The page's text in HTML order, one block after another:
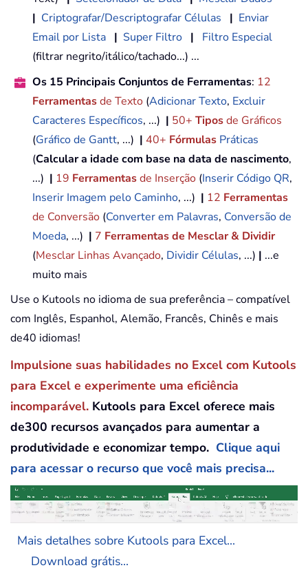
| Criptografar/Descriptografar Células | Enviar
Email por Lista | Super Filtro |
Filtro Especial
(filtrar negrito/itálico/tachado...) ...
Os 15 Principais Conjuntos de Ferramentas: 12
Ferramentasde Texto (Adicionar Texto, Excluir
Caracteres Específicos, ...) | 50+ Tiposde Gráficos
(Gráfico de Gantt, ...) | 40+ Fórmulas Práticas
(Calcular a idade com base na data de nascimento,
...) | 19 Ferramentasde Inserção (Inserir Código QR,
Inserir Imagem pelo Caminho, ...) | 12 Ferramentas
de Conversão (Converter em Palavras, Conversão de
Moeda, ...) | 7 Ferramentas de Mesclar & Dividir
(Mesclar Linhas Avançado, Dividir Células, ...) | ...e
muito mais
Use o Kutools no idioma de sua preferência – compatível
com Inglês, Espanhol, Alemão, Francês, Chinês e mais
de40 idiomas!
Impulsione suas habilidades no Excel com Kutools
para Excel e experimente uma eficiência
incomparável. Kutools para Excel oferece mais
de300 recursos avançados para aumentar a
produtividade e economizar tempo. Clique aqui
para acessar o recurso que você mais precisa...
Mais detalhes sobre Kutools para Excel...
Download grátis...